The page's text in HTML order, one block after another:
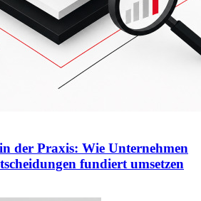
der Praxis: Wie Unternehmen
fundiert umsetzen